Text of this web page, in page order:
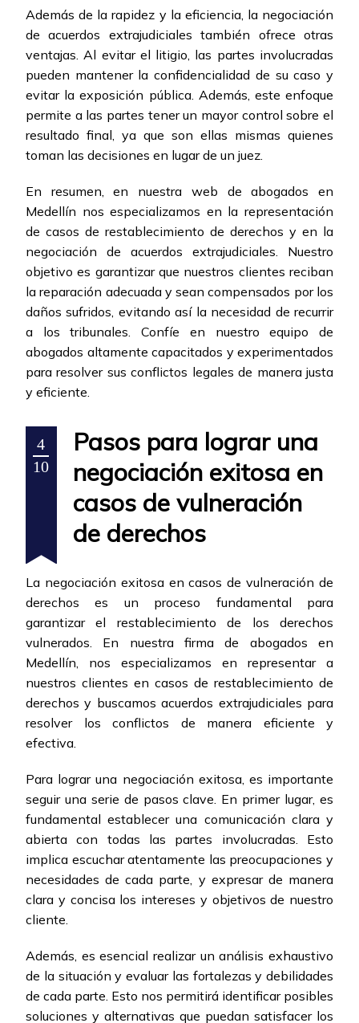
Además de la rapidez y la eficiencia, la negociación
de acuerdos extrajudiciales también ofrece otras
ventajas. Al evitar el litigio, las partes involucradas
pueden mantener la confidencialidad de su caso y
evitar la exposición pública. Además, este enfoque
permite a las partes tener un mayor control sobre el
resultado final, ya que son ellas mismas quienes
toman las decisiones en lugar de un juez.
En resumen, en nuestra web de abogados en
Medellín nos especializamos en la representación
de casos de restablecimiento de derechos y en la
negociación de acuerdos extrajudiciales. Nuestro
objetivo es garantizar que nuestros clientes reciban
la reparación adecuada y sean compensados por los
daños sufridos, evitando así la necesidad de recurrir
a los tribunales. Confíe en nuestro equipo de
abogados altamente capacitados y experimentados
para resolver sus conflictos legales de manera justa
y eficiente.
4
10
Pasos para lograr una
negociación exitosa en
casos de vulneración
de derechos
La negociación exitosa en casos de vulneración de
derechos es un proceso fundamental para
garantizar el restablecimiento de los derechos
vulnerados. En nuestra firma de abogados en
Medellín, nos especializamos en representar a
nuestros clientes en casos de restablecimiento de
derechos y buscamos acuerdos extrajudiciales para
resolver los conflictos de manera eficiente y
efectiva.
Para lograr una negociación exitosa, es importante
seguir una serie de pasos clave. En primer lugar, es
fundamental establecer una comunicación clara y
abierta con todas las partes involucradas. Esto
implica escuchar atentamente las preocupaciones y
necesidades de cada parte, y expresar de manera
clara y concisa los intereses y objetivos de nuestro
cliente.
Además, es esencial realizar un análisis exhaustivo
de la situación y evaluar las fortalezas y debilidades
de cada parte. Esto nos permitirá identificar posibles
soluciones y alternativas que puedan satisfacer los